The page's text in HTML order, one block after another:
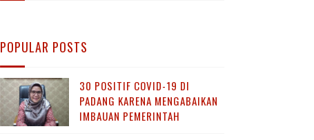
POPULAR POSTS
30 POSITIF COVID-19 DI
PADANG KARENA MENGABAIKAN
IMBAUAN PEMERINTAH